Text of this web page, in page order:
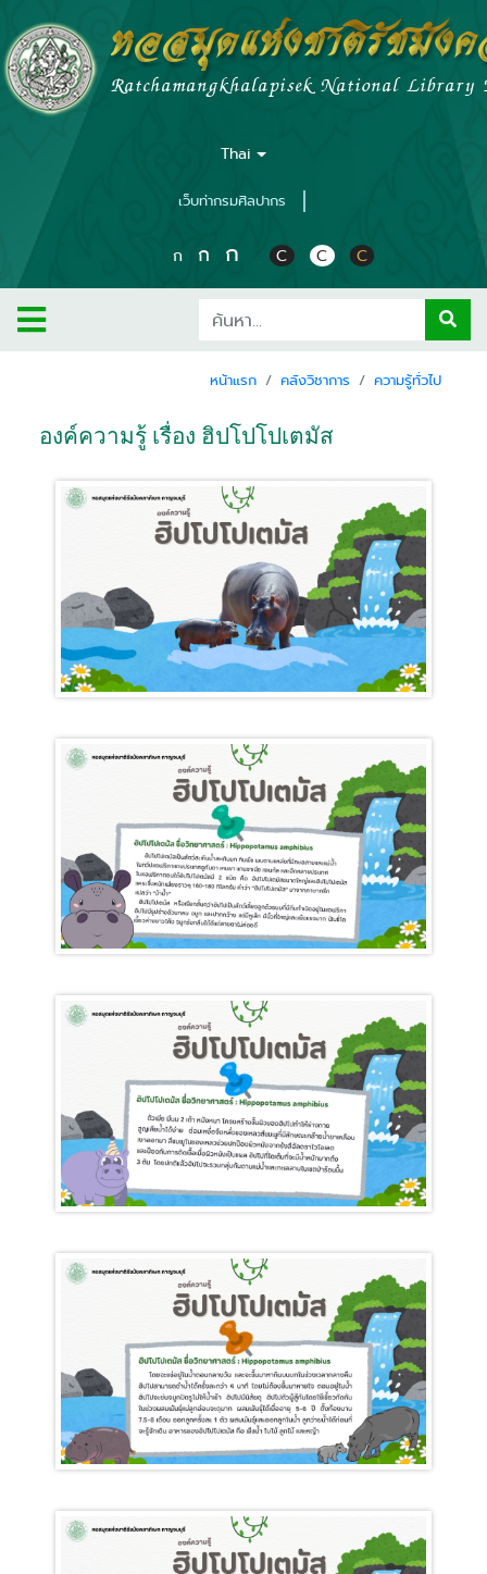
หอสมุดแห่งชาติรัชมัง
Ratchamangkhalapisek National Library
Thai
เว็บท่ากรมศิลปากร
ก ก ก C C C
หน้าแรก คลังวิชาการ ความรู้ทั่วไป
องค์ความรู้ เรื่อง ฮิปโปโปเตมัส